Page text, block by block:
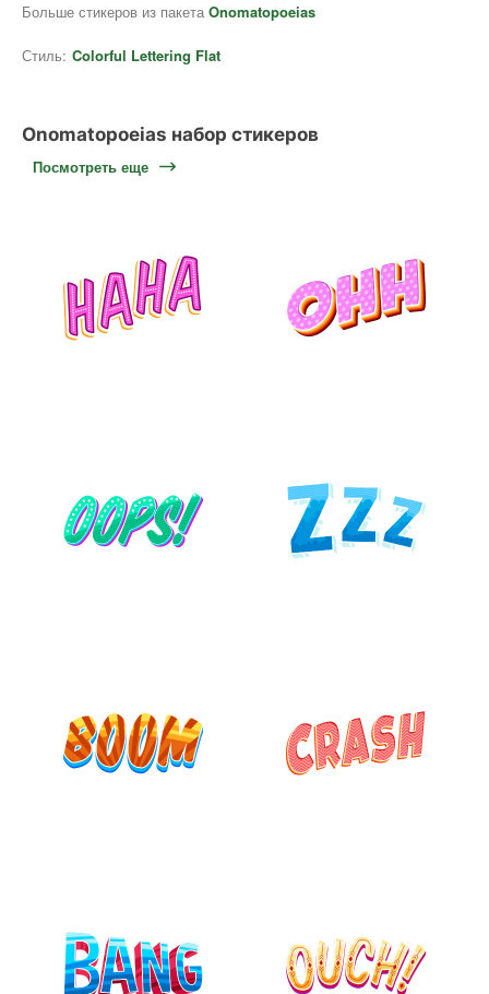
Больше стикеров из пакета Onomatopoeias
Стиль: Colorful Lettering Flat
Onomatopoeias набор стикеров
Посмотреть еще